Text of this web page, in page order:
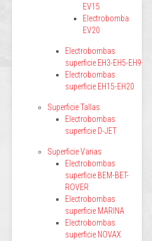
EV15
Electrobomba
EV20
Electrobombas
superficie EH3-EH5-EH9
Electrobombas
superficie EH15-EH20
Superficie Tallas
Electrobombas
superficie D-JET
Superficie Varias
Electrobombas
superficie BEM-BET-
ROVER
Electrobombas
superficie MARINA
Electrobombas
superficie NOVAX